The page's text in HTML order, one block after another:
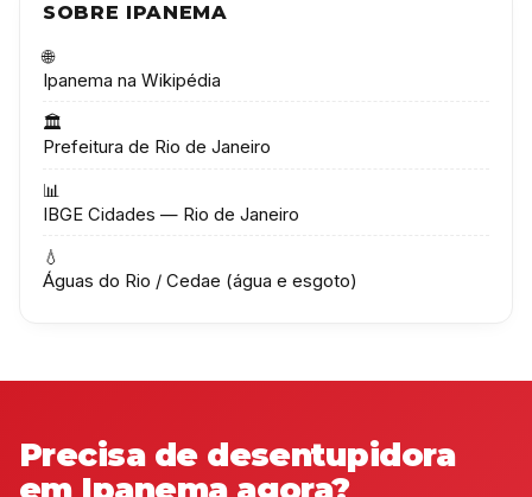
SOBRE IPANEMA
🌐
Ipanema na Wikipédia
🏛️
Prefeitura de Rio de Janeiro
📊
IBGE Cidades — Rio de Janeiro
💧
Águas do Rio / Cedae (água e esgoto)
Precisa de desentupidora